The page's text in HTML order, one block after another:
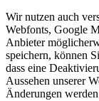
Wir nutzen auch
Webfonts, Google
Anbieter
speichern, können
dass eine
Aussehen unserer
Änderungen